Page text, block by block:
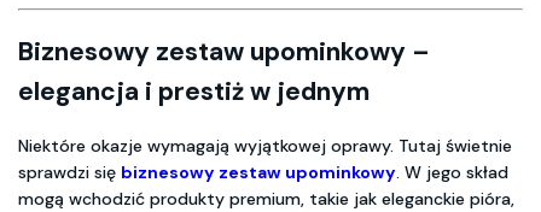
Biznesowy zestaw upominkowy –
elegancja i prestiż w jednym
Niektóre okazje wymagają wyjątkowej oprawy. Tutaj świetnie
sprawdzi się biznesowy zestaw upominkowy. W jego skład
mogą wchodzić produkty premium, takie jak eleganckie pióra,